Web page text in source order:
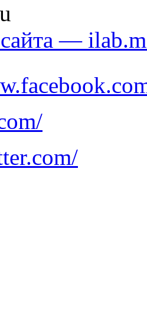
сайта —